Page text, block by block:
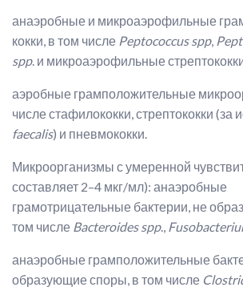
анаэробные и микроаэрофильные
кокки, в том числе Peptococcus spp,
spp. и микроаэрофильные
аэробные грамположительные
числе стафилококки, стрептококки (за
faecalis) и пневмококки.
Микроорганизмы с умеренной
составляет 2–4 мкг/мл): анаэробные
грамотрицательные бактерии, не
том числе Bacteroides spp.,
анаэробные грамположительные
образующие споры, в том числе